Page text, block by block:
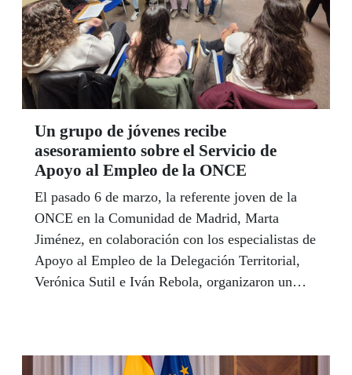
Un grupo de jóvenes recibe
asesoramiento sobre el Servicio de
Apoyo al Empleo de la ONCE
El pasado 6 de marzo, la referente joven de la
ONCE en la Comunidad de Madrid, Marta
Jiménez, en colaboración con los especialistas de
Apoyo al Empleo de la Delegación Territorial,
Verónica Sutil e Iván Rebola, organizaron un